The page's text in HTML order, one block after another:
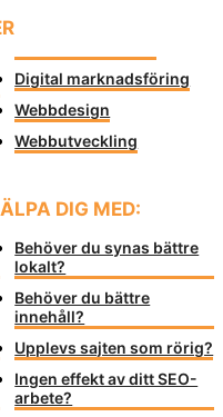
Digital marknadsföring
Webbdesign
Webbutveckling
DIG MED:
Behöver du synas bättre
lokalt?
Behöver du bättre
innehåll?
Upplevs sajten som rörig?
Ingen effekt av ditt SEO-
arbete?